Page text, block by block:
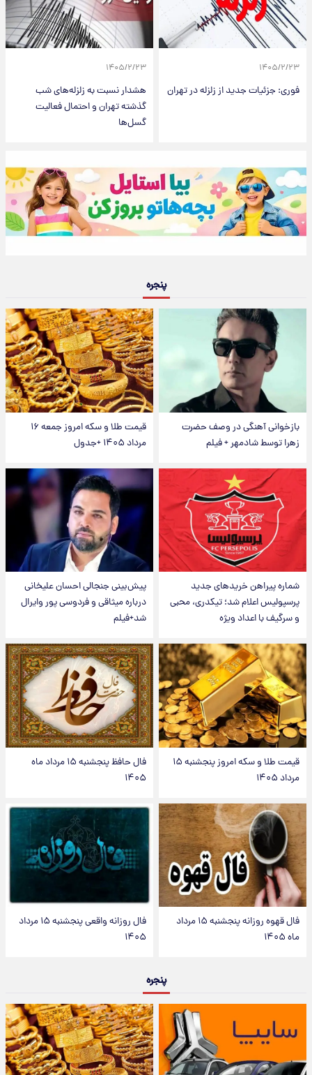
۱۴۰۵/۲/۲۳
فوری: جزئیات جدید از زلزله در تهران
۱۴۰۵/۲/۲۳
هشدار نسبت به زلزله‌های شب
گذشته تهران و احتمال فعالیت
گسل‌ها
پنجره
بازخوانی آهنگی در وصف حضرت
زهرا توسط شادمهر + فیلم
قیمت طلا و سکه امروز جمعه ۱۶
مرداد ۱۴۰۵ +جدول
شماره پیراهن خریدهای جدید
پرسپولیس اعلام شد؛ تیکدری، محبی
و سرگیف با اعداد ویژه
پیش‌بینی جنجالی احسان علیخانی
درباره میثاقی و فردوسی پور وایرال
شد+فیلم
قیمت طلا و سکه امروز پنجشنبه ۱۵
مرداد ۱۴۰۵
فال حافظ پنجشنبه ۱۵ مرداد ماه
۱۴۰۵
فال قهوه روزانه پنجشنبه ۱۵ مرداد
ماه ۱۴۰۵
فال روزانه واقعی پنجشنبه ۱۵ مرداد
۱۴۰۵
پنجره